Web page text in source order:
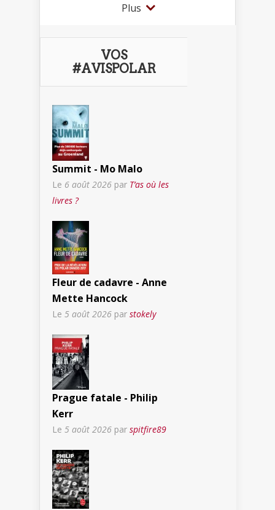
Plus
VOS
#AVISPOLAR
Summit - Mo Malo
Le 6 août 2026 par T’as où les
livres ?
Fleur de cadavre - Anne
Mette Hancock
Le 5 août 2026 par stokely
Prague fatale - Philip
Kerr
Le 5 août 2026 par spitfire89